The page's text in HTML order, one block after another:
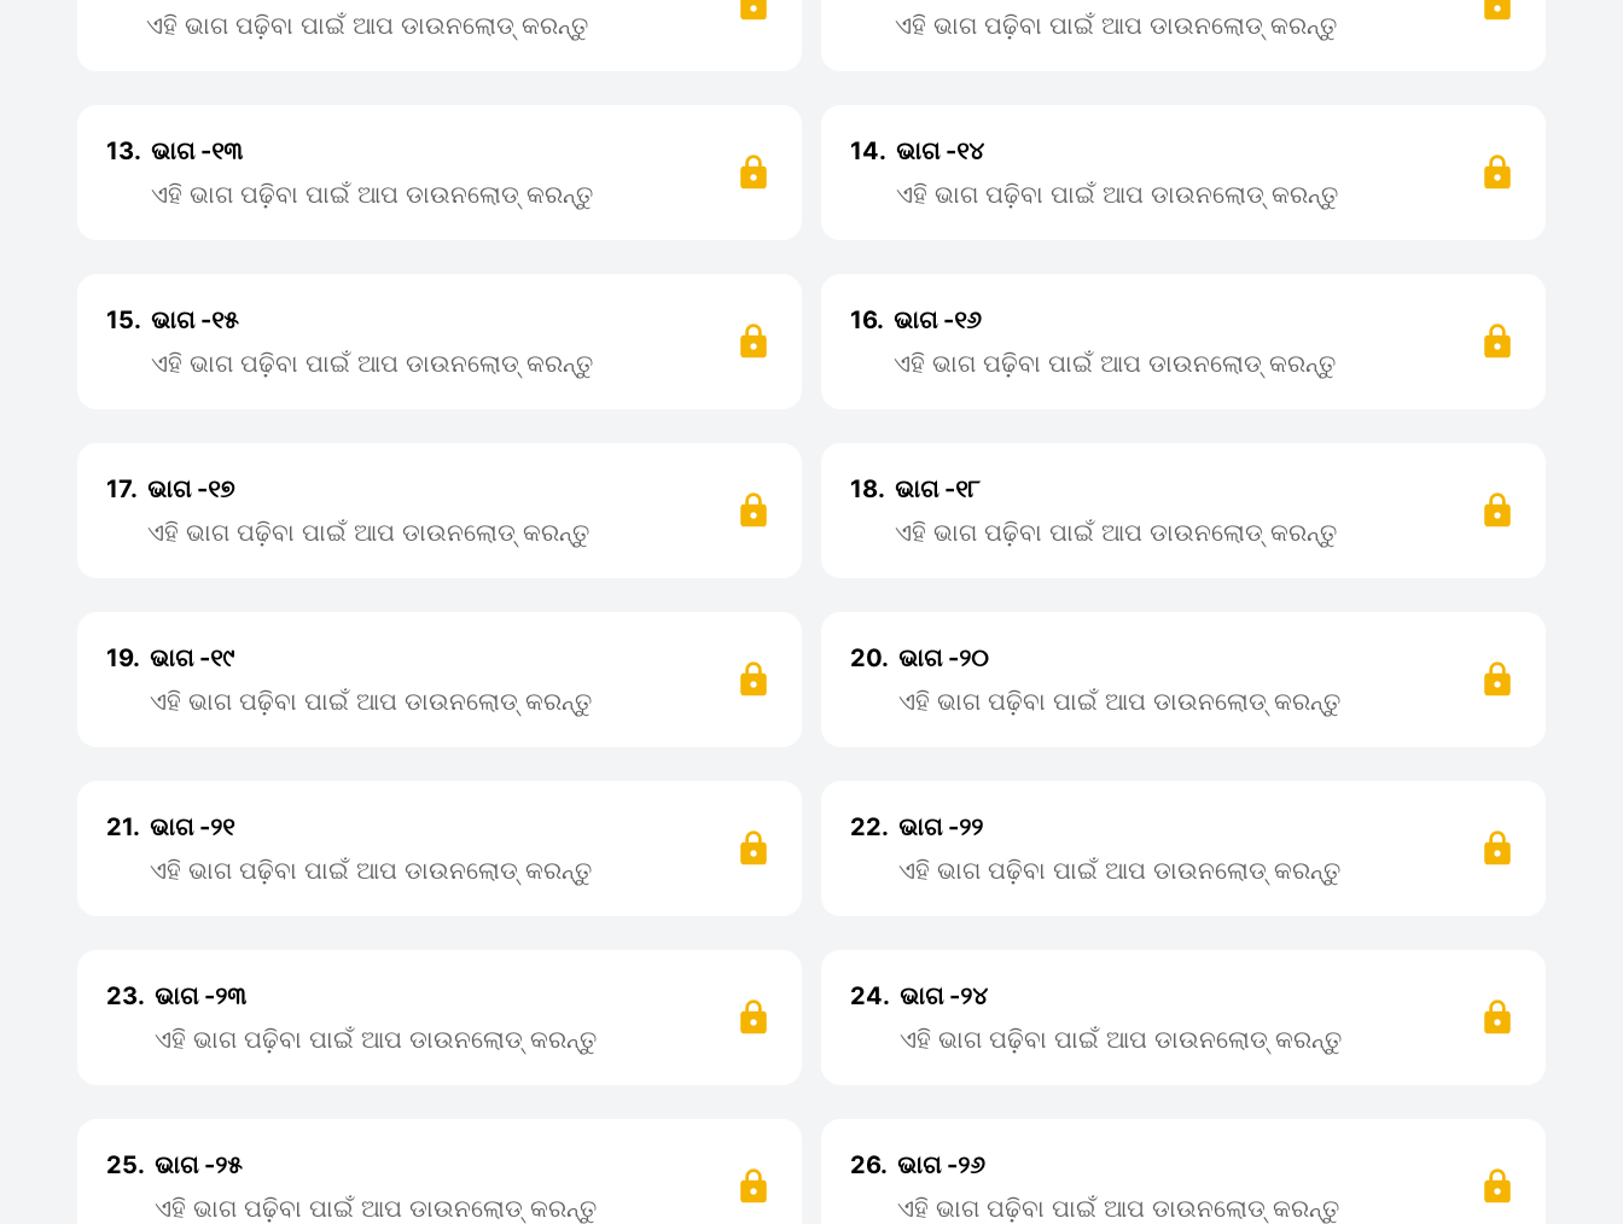
ଏହି ଭାଗ ପଢ଼ିବା ପାଇଁ ଆପ ଡାଉନଲୋଡ୍ କରନ୍ତୁ
ଏହି ଭାଗ ପଢ଼ିବା ପାଇଁ ଆପ ଡାଉନଲୋଡ୍ କରନ୍ତୁ
13. ଭାଗ -୧୩
ଏହି ଭାଗ ପଢ଼ିବା ପାଇଁ ଆପ ଡାଉନଲୋଡ୍ କରନ୍ତୁ
14. ଭାଗ -୧୪
ଏହି ଭାଗ ପଢ଼ିବା ପାଇଁ ଆପ ଡାଉନଲୋଡ୍ କରନ୍ତୁ
15. ଭାଗ -୧୫
ଏହି ଭାଗ ପଢ଼ିବା ପାଇଁ ଆପ ଡାଉନଲୋଡ୍ କରନ୍ତୁ
16. ଭାଗ -୧୬
ଏହି ଭାଗ ପଢ଼ିବା ପାଇଁ ଆପ ଡାଉନଲୋଡ୍ କରନ୍ତୁ
17. ଭାଗ -୧୭
ଏହି ଭାଗ ପଢ଼ିବା ପାଇଁ ଆପ ଡାଉନଲୋଡ୍ କରନ୍ତୁ
18. ଭାଗ -୧୮
ଏହି ଭାଗ ପଢ଼ିବା ପାଇଁ ଆପ ଡାଉନଲୋଡ୍ କରନ୍ତୁ
19. ଭାଗ -୧୯
ଏହି ଭାଗ ପଢ଼ିବା ପାଇଁ ଆପ ଡାଉନଲୋଡ୍ କରନ୍ତୁ
20. ଭାଗ -୨୦
ଏହି ଭାଗ ପଢ଼ିବା ପାଇଁ ଆପ ଡାଉନଲୋଡ୍ କରନ୍ତୁ
21. ଭାଗ -୨୧
ଏହି ଭାଗ ପଢ଼ିବା ପାଇଁ ଆପ ଡାଉନଲୋଡ୍ କରନ୍ତୁ
22. ଭାଗ -୨୨
ଏହି ଭାଗ ପଢ଼ିବା ପାଇଁ ଆପ ଡାଉନଲୋଡ୍ କରନ୍ତୁ
23. ଭାଗ -୨୩
ଏହି ଭାଗ ପଢ଼ିବା ପାଇଁ ଆପ ଡାଉନଲୋଡ୍ କରନ୍ତୁ
24. ଭାଗ -୨୪
ଏହି ଭାଗ ପଢ଼ିବା ପାଇଁ ଆପ ଡାଉନଲୋଡ୍ କରନ୍ତୁ
25. ଭାଗ -୨୫
ଏହି ଭାଗ ପଢ଼ିବା ପାଇଁ ଆପ ଡାଉନଲୋଡ୍ କରନ୍ତୁ
26. ଭାଗ -୨୬
ଏହି ଭାଗ ପଢ଼ିବା ପାଇଁ ଆପ ଡାଉନଲୋଡ୍ କରନ୍ତୁ